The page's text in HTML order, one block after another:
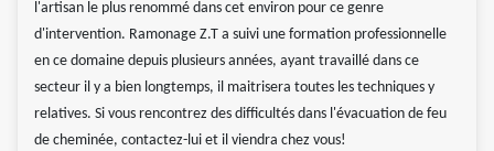
l'artisan le plus renommé dans cet environ pour ce genre
d'intervention. Ramonage Z.T a suivi une formation professionnelle
en ce domaine depuis plusieurs années, ayant travaillé dans ce
secteur il y a bien longtemps, il maitrisera toutes les techniques y
relatives. Si vous rencontrez des difficultés dans l'évacuation de feu
de cheminée, contactez-lui et il viendra chez vous!